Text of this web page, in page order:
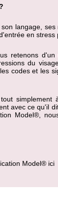
langage,
en stress
retenons d'un
du
codes et les
simplement
avec ce qu'il
Model® ,
Model® ici